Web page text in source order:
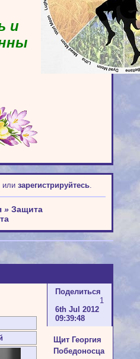
и
или зарегистрируйтесь.
» Защита
Поделиться
1
6th Jul 2012
09:39:48
Щит Георгия
Победоносца